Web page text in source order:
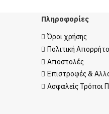
Πληροφορίες
Όροι χρήσης
Πολιτική
Αποστολές
Επιστροφές &
Ασφαλείς Τρόποι